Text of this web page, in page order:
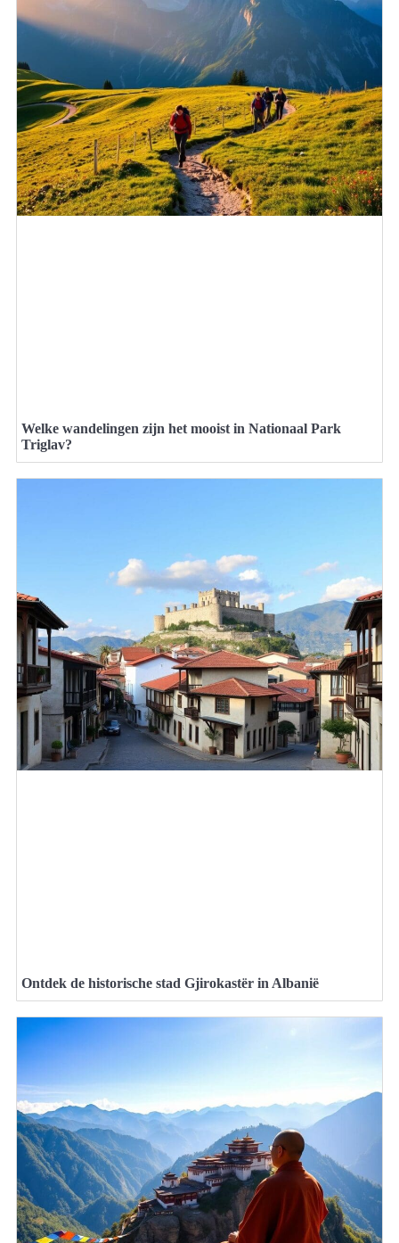
Welke wandelingen zijn het mooist in Nationaal Park
Triglav?
Ontdek de historische stad Gjirokastër in Albanië